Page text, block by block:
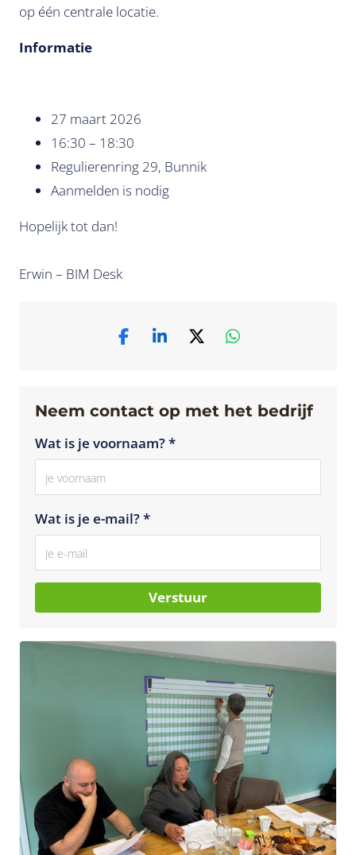
op één centrale locatie.
Informatie
27 maart 2026
16:30 – 18:30
Regulierenring 29, Bunnik
Aanmelden is nodig
Hopelijk tot dan!
Erwin – BIM Desk
Neem contact op met het bedrijf
Wat is je voornaam? *
Wat is je e-mail? *
Verstuur